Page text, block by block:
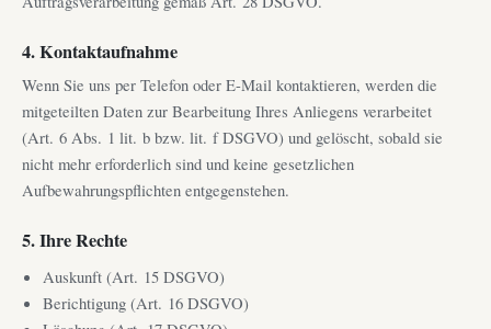
4. Kontaktaufnahme
Wenn Sie uns per Telefon oder E-Mail kontaktieren, werden die
mitgeteilten Daten zur Bearbeitung Ihres Anliegens verarbeitet
(Art. 6 Abs. 1 lit. b bzw. lit. f DSGVO) und gelöscht, sobald sie
nicht mehr erforderlich sind und keine gesetzlichen
Aufbewahrungspflichten entgegenstehen.
5. Ihre Rechte
Auskunft (Art. 15 DSGVO)
Berichtigung (Art. 16 DSGVO)